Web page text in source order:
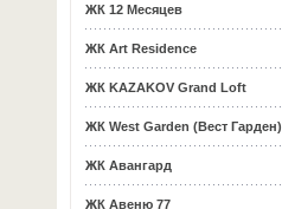
ЖК 12 Месяцев
ЖК Art Residence
ЖК KAZAKOV Grand Loft
ЖК West Garden (Вест Гарден)
ЖК Авангард
ЖК Авеню 77